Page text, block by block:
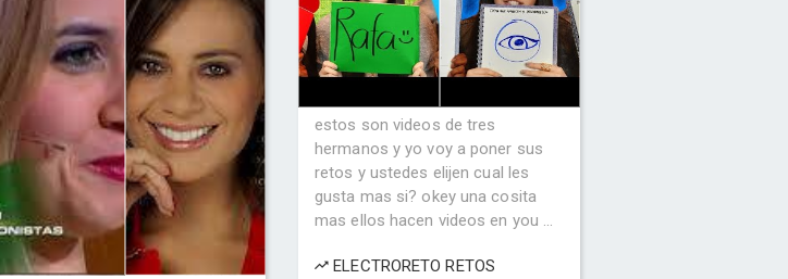
estos son videos de tres
hermanos y yo voy a poner sus
retos y ustedes elijen cual les
gusta mas si? okey una cosita
mas ellos hacen videos en you ...
ELECTRORETO RETOS